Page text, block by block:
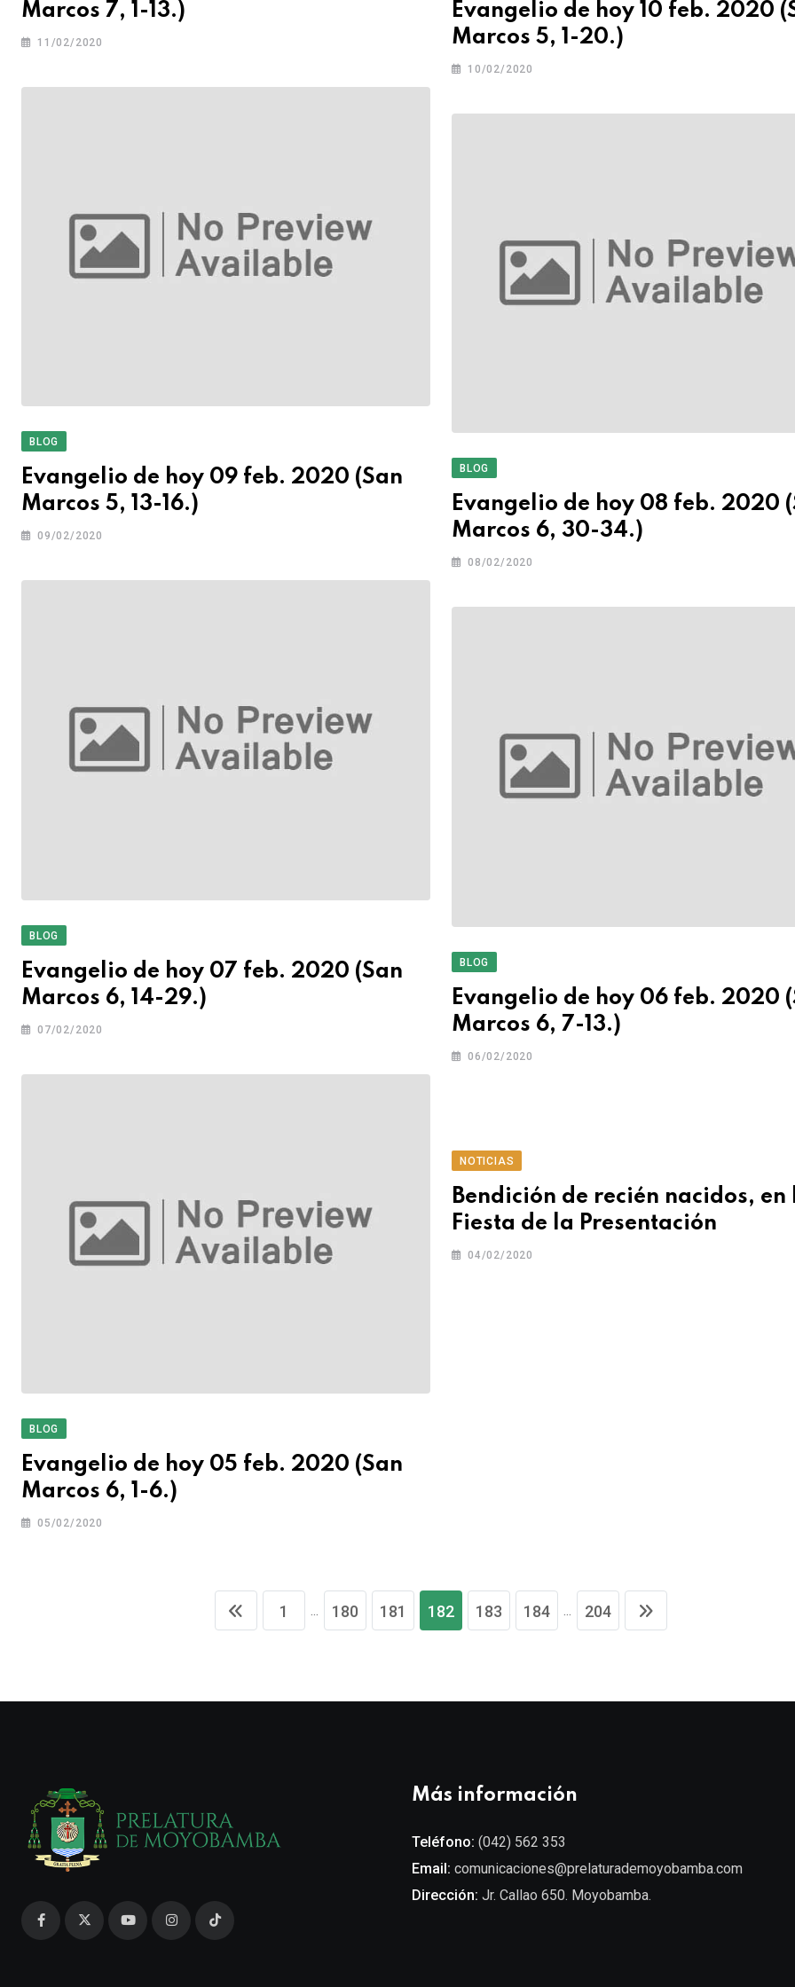
Marcos 7, 1-13.)
11/02/2020
Evangelio de hoy 10 feb. 2020
Marcos 5, 1-20.)
10/02/2020
BLOG
Evangelio de hoy 09 feb. 2020 (San
Marcos 5, 13-16.)
09/02/2020
BLOG
Evangelio de hoy 08 feb. 2020
Marcos 6, 30-34.)
08/02/2020
BLOG
Evangelio de hoy 07 feb. 2020 (San
Marcos 6, 14-29.)
07/02/2020
BLOG
Evangelio de hoy 06 feb. 2020
Marcos 6, 7-13.)
06/02/2020
BLOG
Evangelio de hoy 05 feb. 2020 (San
Marcos 6, 1-6.)
05/02/2020
NOTICIAS
Bendición de recién nacidos, en
Fiesta de la Presentación
04/02/2020
1 ... 180 181 182 183 184 ... 204
Más información
Teléfono: (042) 562 353
Email: comunicaciones@prelaturademoyobamba.com
Dirección: Jr. Callao 650. Moyobamba.